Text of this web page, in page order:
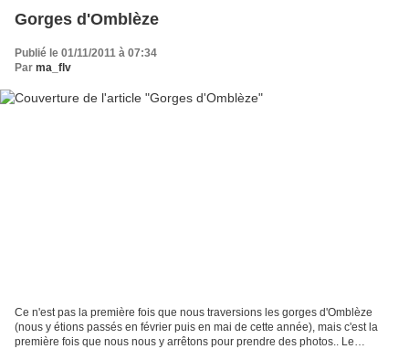
Gorges d'Omblèze
Publié le 01/11/2011 à 07:34
Par ma_flv
Ce n'est pas la première fois que nous traversions les gorges d'Omblèze
(nous y étions passés en février puis en mai de cette année), mais c'est la
première fois que nous nous y arrêtons pour prendre des photos.. Le